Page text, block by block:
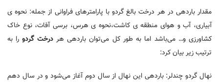
مقدار باردهی در هر درخت بالغ گردو با پارامتر‌های فراوانی از جمله: نحوه ی
آبیاری، آب و هوای منطقه ی کاشت،نحوه ی هرس، برسی آفات، نوع خاک
کشاورزی و… می‌باشد اما به طور کل می‌توان باردهی هردرخت گردو را به
ترتیب زیر بیان کرد:
نهال گردو چندلر: باردهی این نهال از سال دوم آغاز می‌شود و در سال دهم